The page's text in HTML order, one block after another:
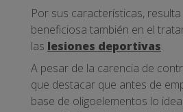
Por sus características,
beneficiosa también en el
las lesiones deportivas.
A pesar de la carencia de
que destacar que antes de
base de oligoelementos lo